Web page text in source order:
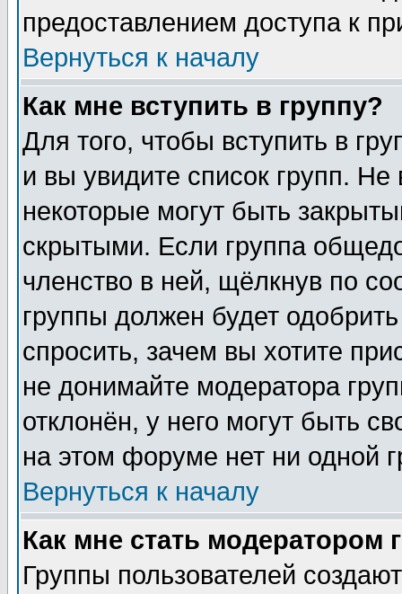
предоставлением доступа к
Вернуться к началу
Как мне вступить в группу?
Для того, чтобы вступить в
и вы увидите список групп.
некоторые могут быть
скрытыми. Если группа
членство в ней, щёлкнув по
группы должен будет
спросить, зачем вы хотите
не донимайте модератора
отклонён, у него могут быть
на этом форуме нет ни одной
Вернуться к началу
Как мне стать модератором
Группы пользователей